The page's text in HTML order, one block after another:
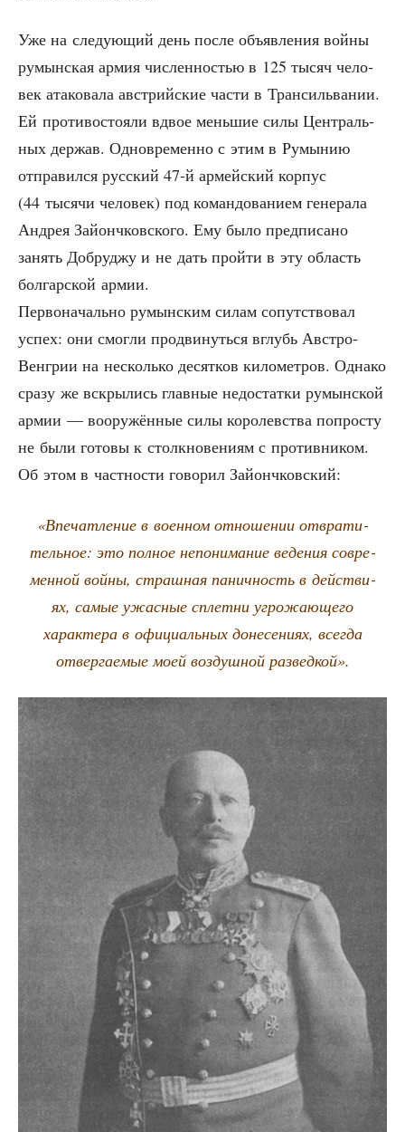
Уже на сле­ду­ю­щий день после объ­яв­ле­ния вой­ны
румын­ская армия чис­лен­но­стью в 125 тысяч чело­
век ата­ко­ва­ла австрий­ские части в Тран­силь­ва­нии.
Ей про­ти­во­сто­я­ли вдвое мень­шие силы Цен­траль­
ных дер­жав. Одно­вре­мен­но с этим в Румы­нию
отпра­вил­ся рус­ский 47‑й армей­ский кор­пус
(44 тыся­чи чело­век) под коман­до­ва­ни­ем гене­ра­ла
Андрея Зай­онч­ков­ско­го. Ему было пред­пи­са­но
занять Доб­руд­жу и не дать прой­ти в эту область
бол­гар­ской армии.
Пер­во­на­чаль­но румын­ским силам сопут­ство­вал
успех: они смог­ли про­дви­нуть­ся вглубь Авст­ро-
Вен­грии на несколь­ко десят­ков кило­мет­ров. Одна­ко
сра­зу же вскры­лись глав­ные недо­стат­ки румын­ской
армии — воору­жён­ные силы коро­лев­ства попро­сту
не были гото­вы к столк­но­ве­ни­ям с про­тив­ни­ком.
Об этом в част­но­сти гово­рил Зайончковский:
«Впе­чат­ле­ние в воен­ном отно­ше­нии отвра­ти­
тель­ное: это пол­ное непо­ни­ма­ние веде­ния совре­
мен­ной вой­ны, страш­ная панич­ность в дей­стви­
ях, самые ужас­ные сплет­ни угро­жа­ю­ще­го
харак­те­ра в офи­ци­аль­ных доне­се­ни­ях, все­гда
отвер­га­е­мые моей воз­душ­ной разведкой».